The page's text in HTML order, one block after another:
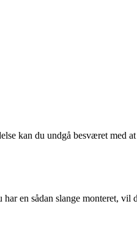
kan du undgå besværet med
en sådan slange monteret,